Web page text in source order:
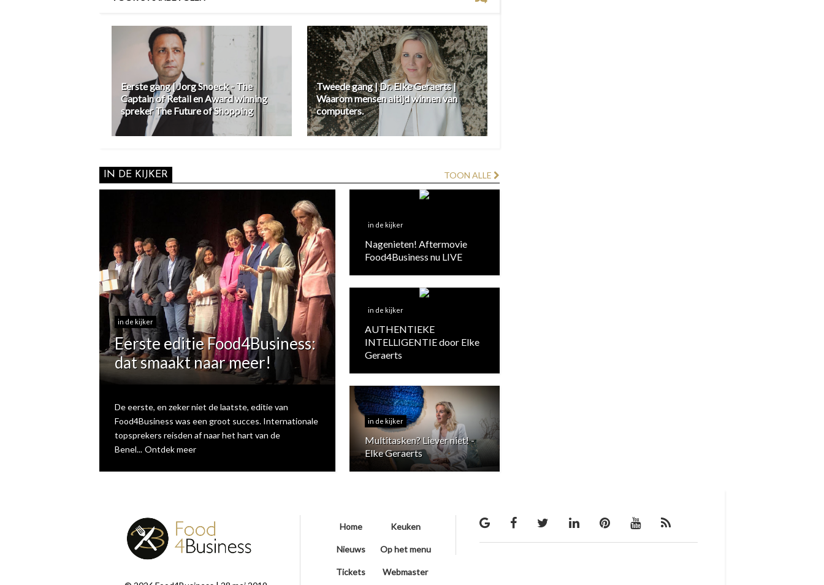
Eerste gang | Jorg Snoeck - The
Captain of Retail en Award winning
spreker The Future of Shopping
Tweede gang | Dr. Elke Geraerts |
Waarom mensen altijd winnen van
computers.
IN DE KIJKER TOON ALLE
in de kijker
Eerste editie Food4Business:
dat smaakt naar meer!
De eerste, en zeker niet de laatste, editie van
Food4Business was een groot succes. Internationale
topsprekers reisden af naar het hart van de
Benel... Ontdek meer
in de kijker
Nagenieten! Aftermovie
Food4Business nu LIVE
in de kijker
AUTHENTIEKE
INTELLIGENTIE door Elke
Geraerts
in de kijker
Multitasken? Liever niet! -
Elke Geraerts
Home Keuken
Nieuws Op het menu
Tickets Webmaster